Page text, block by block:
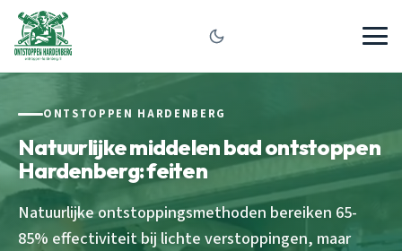
ONTSTOPPEN HARDENBERG
Natuurlijke middelen bad ontstoppen
Hardenberg: feiten
Natuurlijke ontstoppingsmethoden bereiken 65-
85% effectiviteit bij lichte verstoppingen, maar